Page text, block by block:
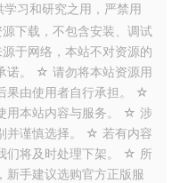
习和研究之用，严禁用
下载，不包含安装、调试
于网络，本站不对资源的
诺。 ☆ 请勿将本站资源用
果由使用者自行承担。 ☆
用本站内容与服务。 ☆ 涉
并谨慎选择。 ☆ 若有内容
们将及时处理下架。 ☆ 所
新手建议选购官方正版服